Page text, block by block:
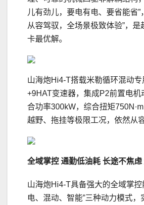
儿有劲儿，要电有电、要省能省”
从容驾驭，全场景极致体验”，是
卡最优解。
山海炮Hi4-T搭载米勒循环混动
+9HAT变速器，集成P2前置电机
合功率300kW，综合扭矩
越野、拖挂等极限工况，依然从
全域掌控 通勤低油耗 长途不焦虑
山海炮Hi4-T具备强大的全域掌控
电、混动、智能”三种动力模式，